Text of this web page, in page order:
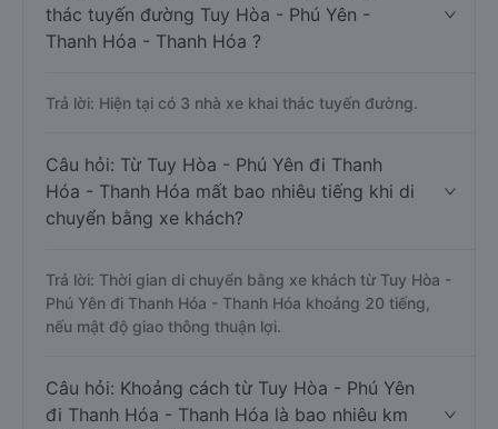
thác tuyến đường Tuy Hòa - Phú Yên -
Thanh Hóa - Thanh Hóa ?
Trả lời: Hiện tại có 3 nhà xe khai thác tuyến đường.
Câu hỏi: Từ Tuy Hòa - Phú Yên đi Thanh
Hóa - Thanh Hóa mất bao nhiêu tiếng khi di
chuyển bằng xe khách?
Trả lời: Thời gian di chuyển bằng xe khách từ Tuy Hòa -
Phú Yên đi Thanh Hóa - Thanh Hóa khoảng 20 tiếng,
nếu mật độ giao thông thuận lợi.
Câu hỏi: Khoảng cách từ Tuy Hòa - Phú Yên
đi Thanh Hóa - Thanh Hóa là bao nhiêu km